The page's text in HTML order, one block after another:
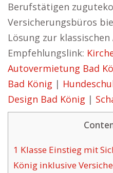
Berufstätigen
Versicherungsbüros
Lösung zur
Empfehlungslink:
Autovermietung Bad
Bad König |
Design Bad König |
1 Klasse Einstieg mit
König inklusive